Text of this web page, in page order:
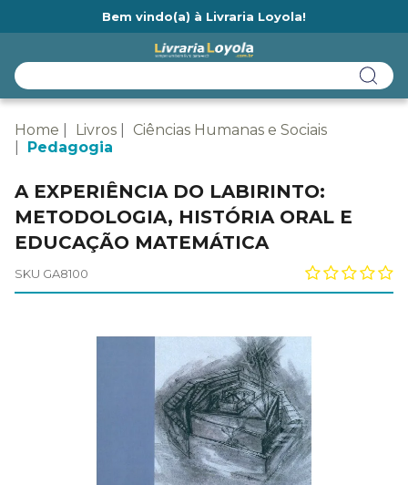
Bem vindo(a) à Livraria Loyola!
Home Livros
Ciências Humanas e Sociais
Pedagogia
A EXPERIÊNCIA DO LABIRINTO:
METODOLOGIA, HISTÓRIA ORAL E
EDUCAÇÃO MATEMÁTICA
SKU GA8100